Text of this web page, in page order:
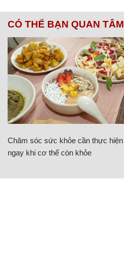
CÓ THỂ BẠN QUAN TÂM
Chăm sóc sức khỏe cần thực hiện
ngay khi cơ thể còn khỏe